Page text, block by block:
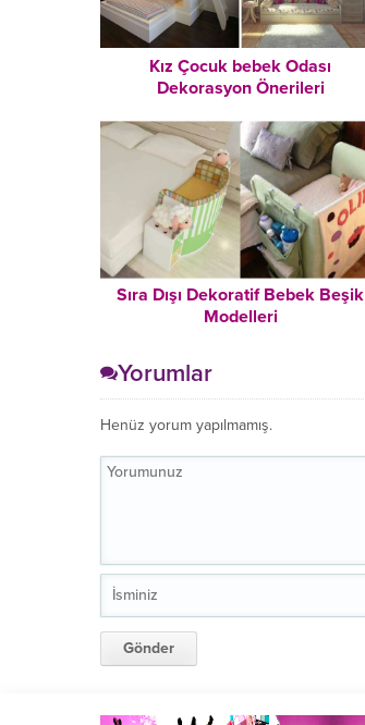
Kız Çocuk bebek Odası
Dekorasyon Önerileri
Sıra Dışı Dekoratif Bebek Beşik
Modelleri
Yorumlar
Henüz yorum yapılmamış.